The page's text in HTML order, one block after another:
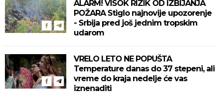
ALARM! VISOK RIZIK OD IZBIJANJA
POŽARA Stiglo najnovije upozorenje
- Srbija pred još jednim tropskim
udarom
VRELO LETO NE POPUŠTA
Temperature danas do 37 stepeni, ali
vreme do kraja nedelje će vas
iznenaditi